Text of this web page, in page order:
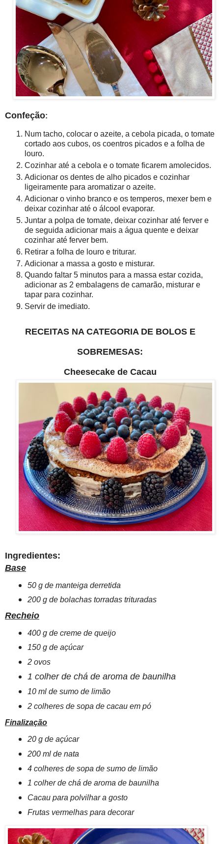
Confeção:
Num tacho, colocar o azeite, a cebola picada, o tomate
cortado aos cubos, os coentros picados e a folha de
louro.
Cozinhar até a cebola e o tomate ficarem amolecidos.
Adicionar os dentes de alho picados e cozinhar
ligeiramente para aromatizar o azeite.
Adicionar o vinho branco e os temperos, mexer bem e
deixar cozinhar até o álcool evaporar.
Juntar a polpa de tomate, deixar cozinhar até ferver e
de seguida adicionar mais a água quente e deixar
cozinhar até ferver bem.
Retirar a folha de louro e triturar.
Adicionar a massa a gosto e misturar.
Quando faltar 5 minutos para a massa estar cozida,
adicionar as 2 embalagens de camarão, misturar e
tapar para cozinhar.
Servir de imediato.
RECEITAS NA CATEGORIA DE BOLOS E
SOBREMESAS:
Cheesecake de Cacau
Ingredientes:
Base
50 g de manteiga derretida
200 g de bolachas torradas trituradas
Recheio
400 g de creme de queijo
150 g de açúcar
2 ovos
1 colher de chá de aroma de baunilha
10 ml de sumo de limão
2 colheres de sopa de cacau em pó
Finalização
20 g de açúcar
200 ml de nata
4 colheres de sopa de sumo de limão
1 colher de chá de aroma de baunilha
Cacau para polvilhar a gosto
Frutas vermelhas para decorar